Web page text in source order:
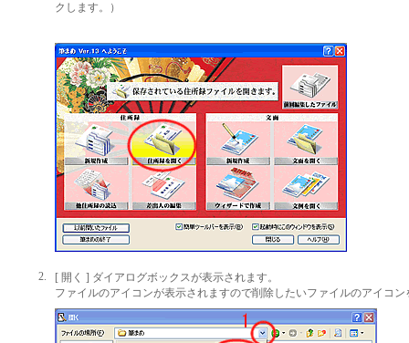
クします。）
2.
[ 開く ] ダイアログボックスが表示されます。
ファイルのアイコンが表示されますので削除したいファイルのアイコン